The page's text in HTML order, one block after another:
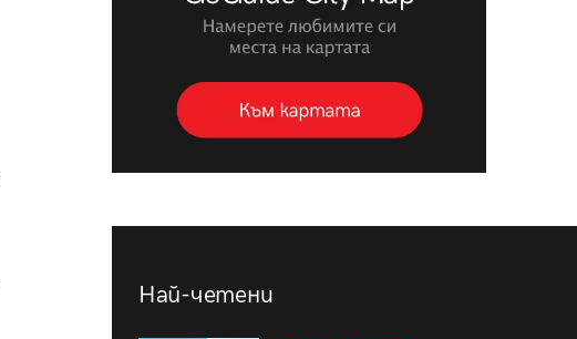
Най-четени